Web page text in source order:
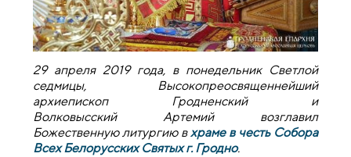
29 апреля 2019 года, в понедельник Светлой
седмицы, Высокопреосвященнейший
архиепископ Гродненский и
Волковысский Артемий возглавил
Божественную литургию вхраме в честь Собора
Всех Белорусских Святых г. Гродно.